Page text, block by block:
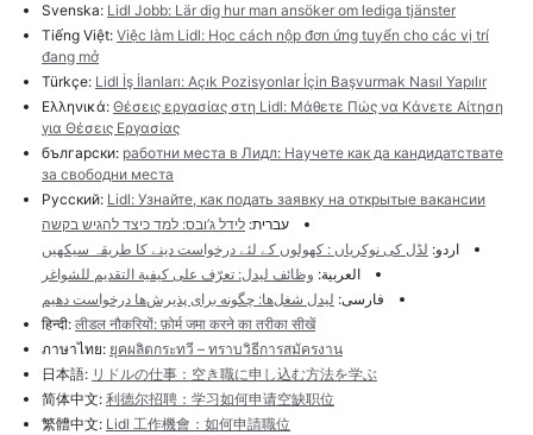
Svenska: Lidl Jobb: Lär dig hur man ansöker om lediga tjänster
Tiếng Việt: Việc làm Lidl: Học cách nộp đơn ứng tuyển cho các vị trí
đang mở
Türkçe: Lidl İş İlanları: Açık Pozisyonlar İçin Başvurmak Nasıl Yapılır
Ελληνικά: Θέσεις εργασίας στη Lidl: Μάθετε Πώς να Κάνετε Αίτηση
για Θέσεις Εργασίας
български: работни места в Лидл: Научете как да кандидатствате
за свободни места
Русский: Lidl: Узнайте, как подать заявку на открытые вакансии
עברית: לידל ג’ובס: למד כיצד להגיש בקשה
اردو: لڈل کی نوکریاں : کھولوں کے لئے درخواست دینے کا طریقہ سیکھیں
العربية: وظائف ليدل: تعرّف على كيفية التقديم للشواغر
فارسی: لیدل شغل‌ها: چگونه برای پذیرش‌ها درخواست دهیم
हिन्दी: लीडल नौकरियों: फ़ोर्म जमा करने का तरीका सीखें
ภาษาไทย: ยุคผลิตกระทวี – ทราบวิธีการสมัครงาน
日本語: リドルの仕事：空き職に申し込む方法を学ぶ
简体中文: 利德尔招聘：学习如何申请空缺职位
繁體中文: Lidl 工作機會：如何申請職位